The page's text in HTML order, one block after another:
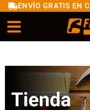
ENVÍO GRATIS EN